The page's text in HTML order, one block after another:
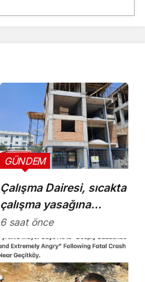
Çalışma Dairesi, sıcakta
çalışma yasağına
uymayan 19 iş yerine
uyarı verdi
GÜNDEM
6 saat önce